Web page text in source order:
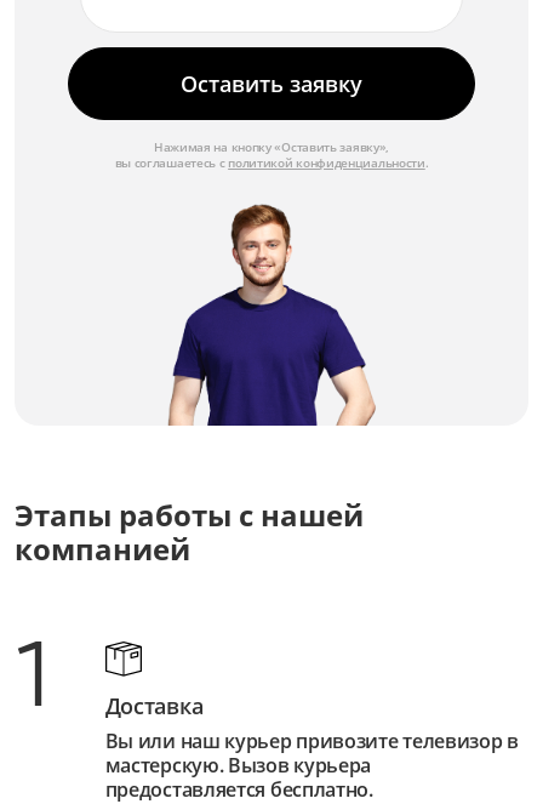
Замена звуковой системы
от 3 000 ₽
Замена видеопроцессора
Оставить заявку
Нажимая на кнопку «Оставить заявку»,
вы соглашаетесь с политикой конфиденциальности.
Этапы работы с нашей
компанией
1 Доставка
Вы или наш курьер привозите телевизор в
мастерскую. Вызов курьера
предоставляется бесплатно.